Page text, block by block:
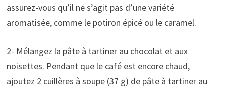
assurez-vous qu’il ne s’agit pas d’une variété
aromatisée, comme le potiron épicé ou le caramel.
2- Mélangez la pâte à tartiner au chocolat et aux
noisettes. Pendant que le café est encore chaud,
ajoutez 2 cuillères à soupe (37 g) de pâte à tartiner au